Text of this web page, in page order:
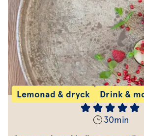
Lemonad & dryck Drink &
30min